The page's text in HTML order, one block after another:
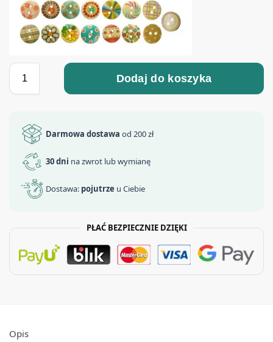
Dodaj do koszyka
Darmowa dostawa od 200 zł
30 dni na zwrot lub wymianę
Dostawa: pojutrze u Ciebie
PŁAĆ BEZPIECZNIE DZIĘKI
Opis